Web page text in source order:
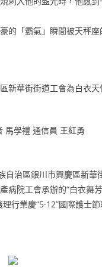
的「霸氣」瞬間被天秤座
華街街道工會為白衣天
學禮 通信員 王紅勇
治區銀川市興慶區新華
病院工會承辦的“白衣舞
行業慶“5·12”國際護士